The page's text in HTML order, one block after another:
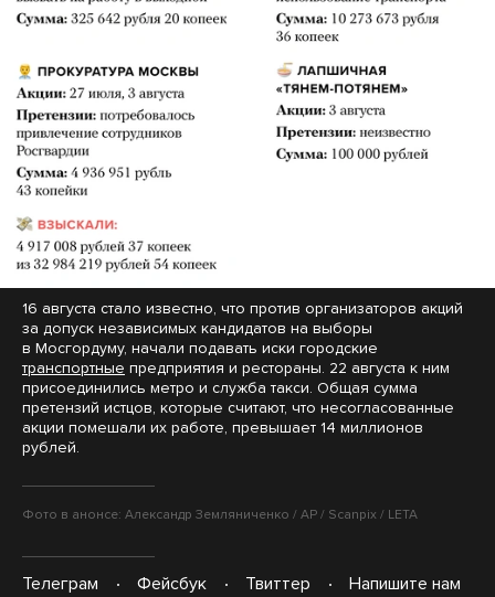
16 августа стало известно, что против организаторов акций
за допуск независимых кандидатов на выборы
в Мосгордуму, начали подавать иски городские
транспортные предприятия и рестораны. 22 августа к ним
присоединились метро и служба такси. Общая сумма
претензий истцов, которые считают, что несогласованные
акции помешали их работе, превышает 14 миллионов
рублей.
Фото в анонсе: Александр Земляниченко / AP / Scanpix / LETA
Телеграм Фейсбук Твиттер Напишите нам